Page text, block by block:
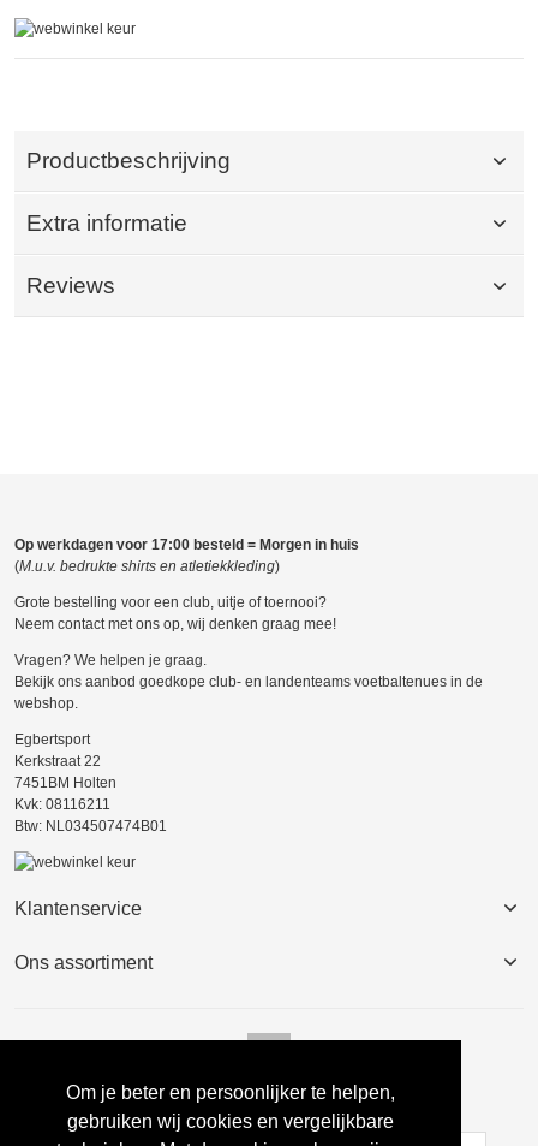
Om je beter en persoonlijker te helpen,
gebruiken wij cookies en vergelijkbare
Productbeschrijving
Extra informatie
Reviews
Op werkdagen voor 17:00 besteld = Morgen in huis
(M.u.v. bedrukte shirts en atletiekkleding)
Grote bestelling voor een club, uitje of toernooi?
Neem contact met ons op, wij denken graag mee!
Vragen? We helpen je graag.
Bekijk ons aanbod goedkope club- en landenteams voetbaltenues in de
webshop.
Egbertsport
Kerkstraat 22
7451BM Holten
Kvk: 08116211
Btw: NL034507474B01
Klantenservice
Ons assortiment
Nieuwsbrief